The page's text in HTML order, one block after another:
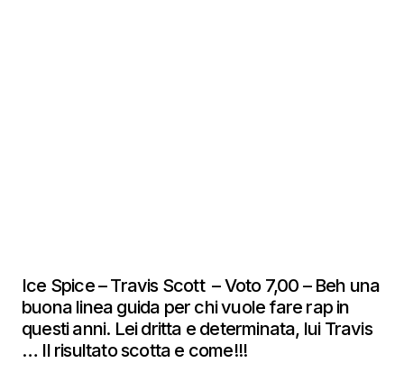
Ice Spice – Travis Scott – Voto 7,00 – Beh una
buona linea guida per chi vuole fare rap in
questi anni. Lei dritta e determinata, lui Travis
… Il risultato scotta e come!!!